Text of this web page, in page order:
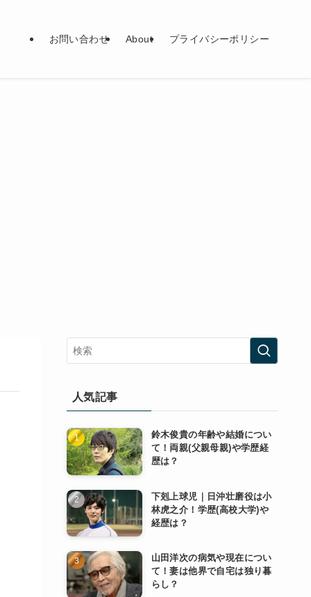
お問い合わせ About プライバシーポリシー
人気記事
鈴木俊貴の年齢や結婚につい
て！両親(父親母親)や学歴経
歴は？
下剋上球児｜日沖壮磨役は小
林虎之介！学歴(高校大学)や
経歴は？
山田洋次の病気や現在につい
て！妻は他界で自宅は独り暮
らし？